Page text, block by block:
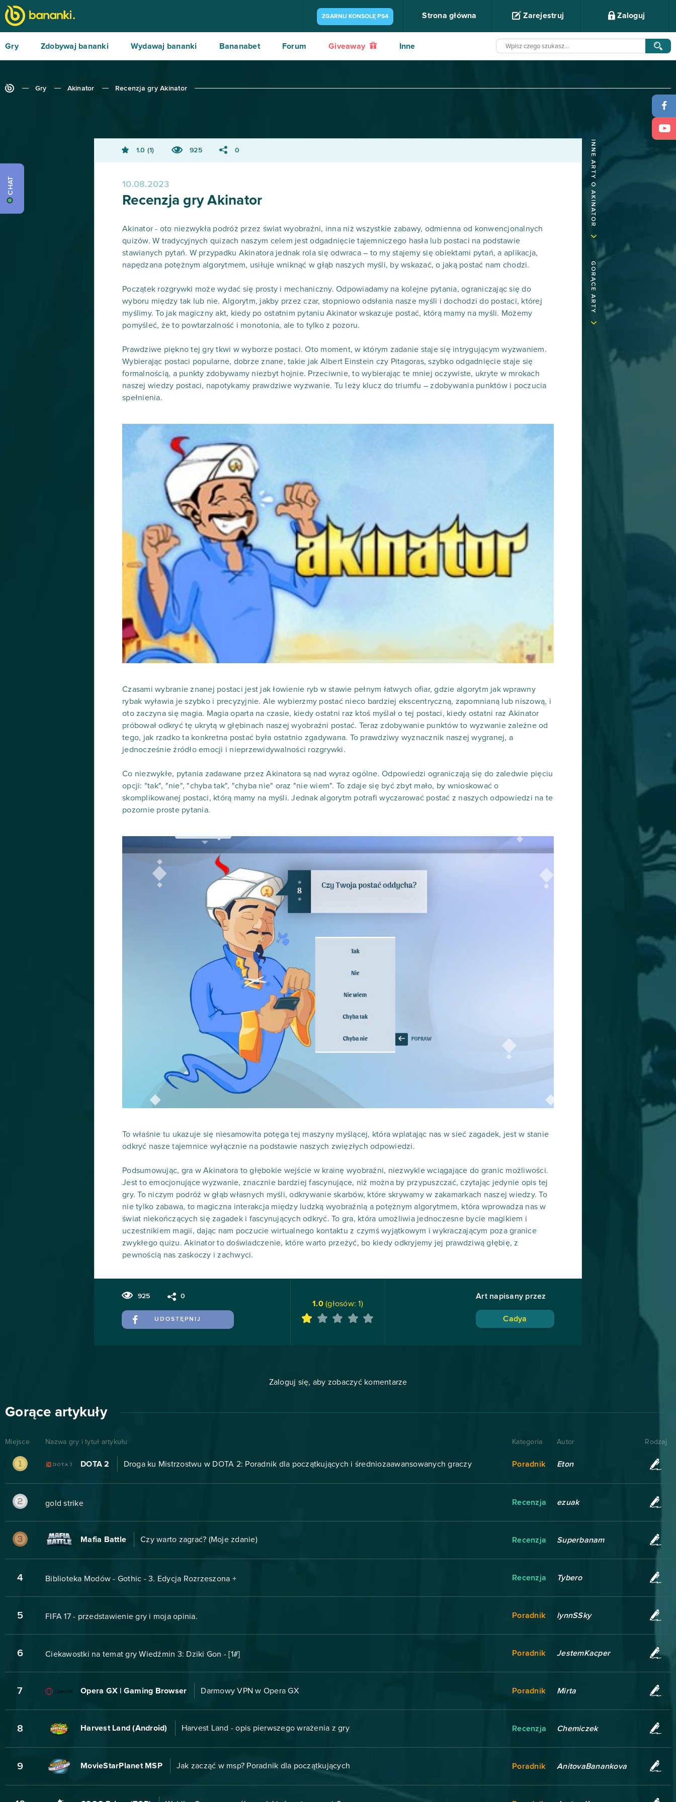
ZGARNIJ KONSOLĘ PS4 Strona główna Zarejestruj Zaloguj
Gry Zdobywaj bananki Wydawaj bananki Bananabet Forum Giveaway Inne
Gry Akinator Recenzja gry Akinator
INNE ARTY O AKINATOR
GORĄCE ARTY
1.0 1 925 0
10.08.2023
Recenzja gry Akinator
Akinator - oto niezwykła podróż przez świat wyobraźni, inna niż wszystkie zabawy, odmienna od konwencjonalnych
quizów. W tradycyjnych quizach naszym celem jest odgadnięcie tajemniczego hasła lub postaci na podstawie
stawianych pytań. W przypadku Akinatora jednak rola się odwraca – to my stajemy się obiektami pytań, a aplikacja,
napędzana potężnym algorytmem, usiłuje wniknąć w głąb naszych myśli, by wskazać, o jaką postać nam chodzi.
Początek rozgrywki może wydać się prosty i mechaniczny. Odpowiadamy na kolejne pytania, ograniczając się do
wyboru między tak lub nie. Algorytm, jakby przez czar, stopniowo odsłania nasze myśli i dochodzi do postaci, której
myślimy. To jak magiczny akt, kiedy po ostatnim pytaniu Akinator wskazuje postać, którą mamy na myśli. Możemy
pomyśleć, że to powtarzalność i monotonia, ale to tylko z pozoru.
Prawdziwe piękno tej gry tkwi w wyborze postaci. Oto moment, w którym zadanie staje się intrygującym wyzwaniem.
Wybierając postaci popularne, dobrze znane, takie jak Albert Einstein czy Pitagoras, szybko odgadnięcie staje się
formalnością, a punkty zdobywamy niezbyt hojnie. Przeciwnie, to wybierając te mniej oczywiste, ukryte w mrokach
naszej wiedzy postaci, napotykamy prawdziwe wyzwanie. Tu leży klucz do triumfu – zdobywania punktów i poczucia
spełnienia.
Czasami wybranie znanej postaci jest jak łowienie ryb w stawie pełnym łatwych ofiar, gdzie algorytm jak wprawny
rybak wyławia je szybko i precyzyjnie. Ale wybierzmy postać nieco bardziej ekscentryczną, zapomnianą lub niszową, i
oto zaczyna się magia. Magia oparta na czasie, kiedy ostatni raz ktoś myślał o tej postaci, kiedy ostatni raz Akinator
próbował odkryć tę ukrytą w głębinach naszej wyobraźni postać. Teraz zdobywanie punktów to wyzwanie zależne od
tego, jak rzadko ta konkretna postać była ostatnio zgadywana. To prawdziwy wyznacznik naszej wygranej, a
jednocześnie źródło emocji i nieprzewidywalności rozgrywki.
Co niezwykłe, pytania zadawane przez Akinatora są nad wyraz ogólne. Odpowiedzi ograniczają się do zaledwie pięciu
opcji: "tak", "nie", "chyba tak", "chyba nie" oraz "nie wiem". To zdaje się być zbyt mało, by wnioskować o
skomplikowanej postaci, którą mamy na myśli. Jednak algorytm potrafi wyczarować postać z naszych odpowiedzi na te
pozornie proste pytania.
To właśnie tu ukazuje się niesamowita potęga tej maszyny myślącej, która wplatając nas w sieć zagadek, jest w stanie
odkryć nasze tajemnice wyłącznie na podstawie naszych zwięzłych odpowiedzi.
Podsumowując, gra w Akinatora to głębokie wejście w krainę wyobraźni, niezwykle wciągające do granic możliwości.
Jest to emocjonujące wyzwanie, znacznie bardziej fascynujące, niż można by przypuszczać, czytając jedynie opis tej
gry. To niczym podróż w głąb własnych myśli, odkrywanie skarbów, które skrywamy w zakamarkach naszej wiedzy. To
nie tylko zabawa, to magiczna interakcja między ludzką wyobraźnią a potężnym algorytmem, która wprowadza nas w
świat niekończących się zagadek i fascynujących odkryć. To gra, która umożliwia jednoczesne bycie magikiem i
uczestnikiem magii, dając nam poczucie wirtualnego kontaktu z czymś wyjątkowym i wykraczającym poza granice
zwykłego quizu. Akinator to doświadczenie, które warto przeżyć, bo kiedy odkryjemy jej prawdziwą głębię, z
pewnością nas zaskoczy i zachwyci.
925 0
UDOSTĘPNIJ
1.0(głosów:1)
Art napisany przez
Cadya
Zaloguj się, aby zobaczyć komentarze
Gorące artykuły
Miejsce Nazwa gry i tytuł artykułu Kategoria Autor Rodzaj
DOTA 2 Droga ku Mistrzostwu w DOTA 2: Poradnik dla początkujących i średniozaawansowanych graczy Poradnik Eton
gold strike Recenzja ezuak
Mafia Battle Czy warto zagrać? (Moje zdanie) Recenzja Superbanam
4 Biblioteka Modów - Gothic - 3. Edycja Rozrzeszona + Recenzja Tybero
5 FIFA 17 - przedstawienie gry i moja opinia. Poradnik lynnSSky
6 Ciekawostki na temat gry Wiedźmin 3: Dziki Gon - [1#] Poradnik JestemKacper
7 Opera GX | Gaming Browser Darmowy VPN w Opera GX Poradnik Mirta
8 Harvest Land (Android) Harvest Land - opis pierwszego wrażenia z gry Recenzja Chemiczek
9 MovieStarPlanet MSP Jak zacząć w msp? Poradnik dla początkujących Poradnik AnitovaBanankova
CHAT